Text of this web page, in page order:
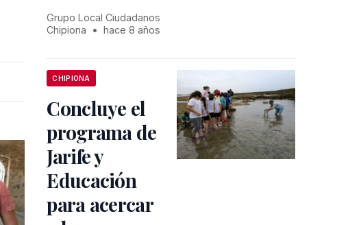
Grupo Local Ciudadanos
Chipiona
• hace 8 años
CHIPIONA
Concluye el
programa de
Jarife y
Educación
para acercar